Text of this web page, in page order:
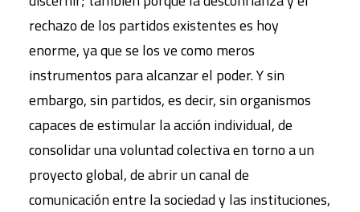
rechazo de los partidos existentes es hoy
enorme, ya que se los ve como meros
instrumentos para alcanzar el poder. Y sin
embargo, sin partidos, es decir, sin organismos
capaces de estimular la acción individual, de
consolidar una voluntad colectiva en torno a un
proyecto global, de abrir un canal de
comunicación entre la sociedad y las instituciones,